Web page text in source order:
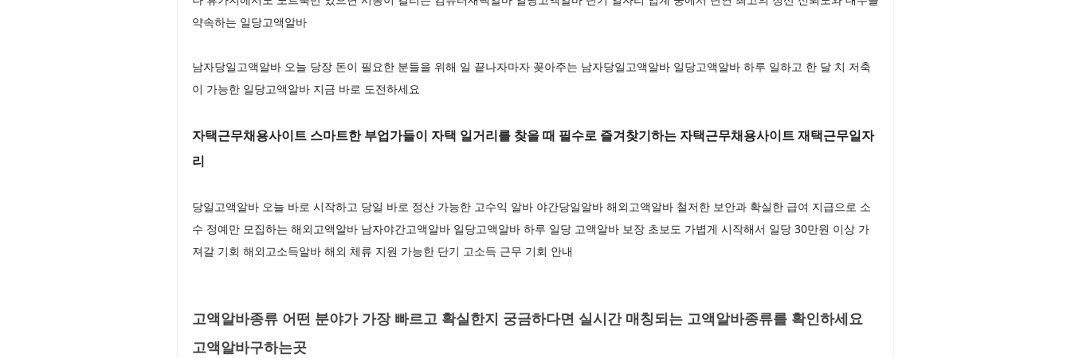
약속하는 일당고액알바
남자당일고액알바 오늘 당장 돈이 필요한 분들을 위해 일 끝나자마자 꽂아주는 남자당일고액알바 일당고액알바 하루 일하고 한 달 치 저축
이 가능한 일당고액알바 지금 바로 도전하세요
자택근무채용사이트 스마트한 부업가들이 자택 일거리를 찾을 때 필수로 즐겨찾기하는 자택근무채용사이트 재택근무일자
리
당일고액알바 오늘 바로 시작하고 당일 바로 정산 가능한 고수익 알바 야간당일알바 해외고액알바 철저한 보안과 확실한 급여 지급으로 소
수 정예만 모집하는 해외고액알바 남자야간고액알바 일당고액알바 하루 일당 고액알바 보장 초보도 가볍게 시작해서 일당 30만원 이상 가
져갈 기회 해외고소득알바 해외 체류 지원 가능한 단기 고소득 근무 기회 안내
고액알바종류 어떤 분야가 가장 빠르고 확실한지 궁금하다면 실시간 매칭되는 고액알바종류를 확인하세요
고액알바구하는곳